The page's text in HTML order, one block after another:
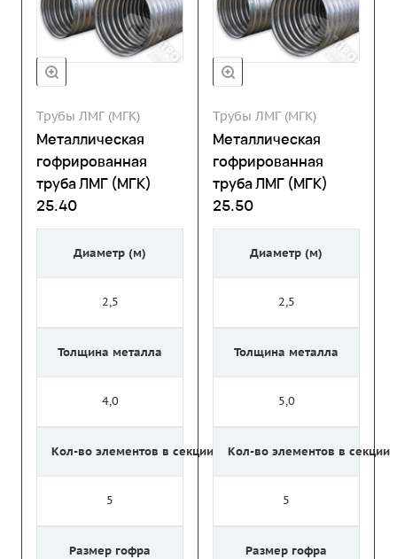
Трубы ЛМГ (МГК)
Металлическая
гофрированная
труба ЛМГ (МГК)
25.40
Диаметр (м)
2,5
Толщина металла
4,0
Кол-во элементов в секции
5
Размер гофра
Трубы ЛМГ (МГК)
Металлическая
гофрированная
труба ЛМГ (МГК)
25.50
Диаметр (м)
2,5
Толщина металла
5,0
Кол-во элементов в секции
5
Размер гофра